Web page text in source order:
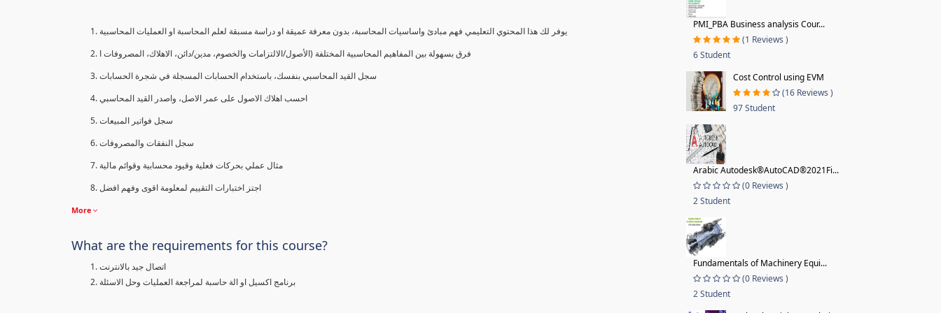
يوفر لك هذا المحتوي التعليمي فهم مبادئ واساسيات المحاسبة، بدون معرفة عميقة او دراسة مسبقة لعلم المحاسبة او العمليات المحاسبية
فرق بسهولة بين المفاهيم المحاسبية المختلفة (الأصول/الالتزامات والخصوم، مدين/دائن، الاهلاك، المصروفات ا
سجل القيد المحاسبي بنفسك، باستخدام الحسابات المسجلة في شجرة الحسابات
احسب اهلاك الاصول على عمر الاصل، واصدر القيد المحاسبي
سجل فواتير المبيعات
سجل النفقات والمصروفات
مثال عملي بحركات فعلية وقيود محسابية وقوائم مالية
اجتز اختبارات التقييم لمعلومة اقوى وفهم افضل
More
What are the requirements for this course?
اتصال جيد بالانترنت
برنامج اكسيل او الة حاسبة لمراجعة العمليات وحل الاسئلة
PMI_PBA Business analysis Cour...
(1 Reviews )
6 Student
Cost Control using EVM
(16 Reviews )
97 Student
Arabic Autodesk®AutoCAD®2021Fi...
(0 Reviews )
2 Student
Fundamentals of Machinery Equi...
(0 Reviews )
2 Student